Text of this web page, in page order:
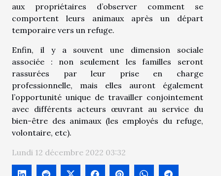
aux propriétaires d’observer comment se
comportent leurs animaux après un départ
temporaire vers un refuge.
Enfin, il y a souvent une dimension sociale
associée : non seulement les familles seront
rassurées par leur prise en charge
professionnelle, mais elles auront également
l’opportunité unique de travailler conjointement
avec différents acteurs œuvrant au service du
bien-être des animaux (les employés du refuge,
volontaire, etc).
Lundi 12 décembre 2022 03:32